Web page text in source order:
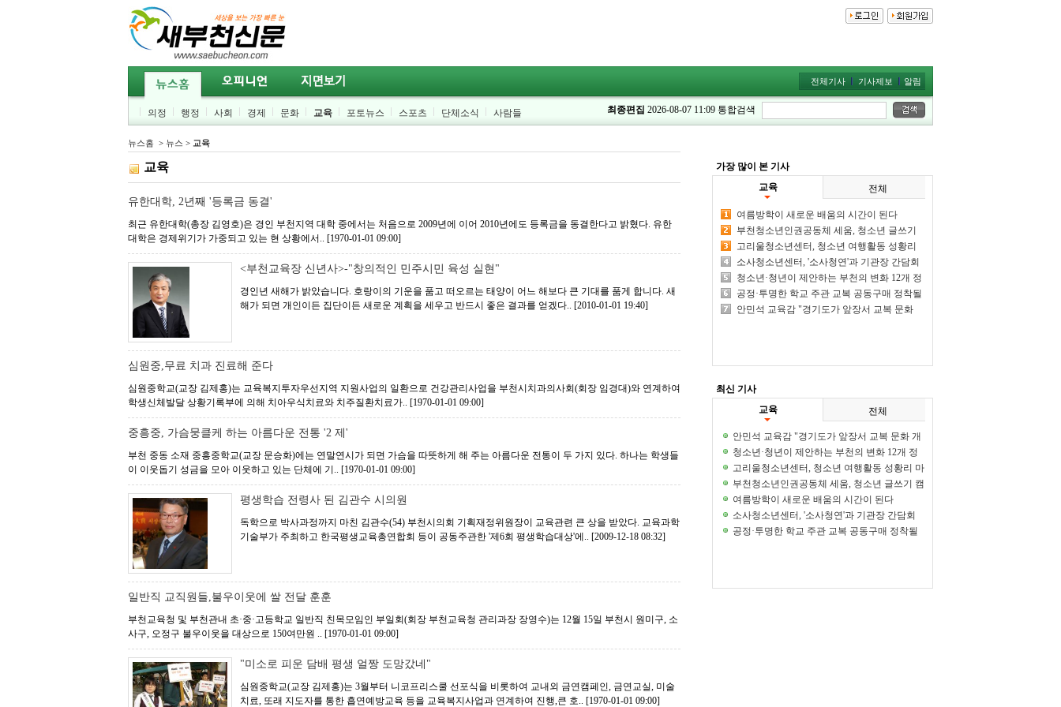
의정 행정 사회 경제 문화 교육 포토뉴스 스포츠 단체소식 사람들
전체기사 기사제보 알림
최종편집 2026-08-07 11:09 통합검색
뉴스홈 > 뉴스 > 교육
교육
유한대학, 2년째 '등록금 동결'
최근 유한대학(총장 김영호)은 경인 부천지역 대학 중에서는 처음으로 2009년에 이어 2010년에도 등록금을 동결한다고 밝혔다. 유한
대학은 경제위기가 가중되고 있는 현 상황에서.. [1970-01-01 09:00]
<부천교육장 신년사>-"창의적인 민주시민 육성 실현"
경인년 새해가 밝았습니다. 호랑이의 기운을 품고 떠오르는 태양이 어느 해보다 큰 기대를 품게 합니다. 새
해가 되면 개인이든 집단이든 새로운 계획을 세우고 반드시 좋은 결과를 얻겠다.. [2010-01-01 19:40]
심원중,무료 치과 진료해 준다
심원중학교(교장 김제홍)는 교육복지투자우선지역 지원사업의 일환으로 건강관리사업을 부천시치과의사회(회장 임경대)와 연계하여
학생신체발달 상황기록부에 의해 치아우식치료와 치주질환치료가.. [1970-01-01 09:00]
중흥중, 가슴뭉클케 하는 아름다운 전통 '2 제'
부천 중동 소재 중흥중학교(교장 문승화)에는 연말연시가 되면 가슴을 따뜻하게 해 주는 아름다운 전통이 두 가지 있다. 하나는 학생들
이 이웃돕기 성금을 모아 이웃하고 있는 단체에 기.. [1970-01-01 09:00]
평생학습 전령사 된 김관수 시의원
독학으로 박사과정까지 마친 김관수(54) 부천시의회 기획재정위원장이 교육관련 큰 상을 받았다. 교육과학
기술부가 주최하고 한국평생교육총연합회 등이 공동주관한 '제6회 평생학습대상'에.. [2009-12-18 08:32]
일반직 교직원들,불우이웃에 쌀 전달 훈훈
부천교육청 및 부천관내 초·중·고등학교 일반직 친목모임인 부일회(회장 부천교육청 관리과장 장영수)는 12월 15일 부천시 원미구, 소
사구, 오정구 불우이웃을 대상으로 150여만원 .. [1970-01-01 09:00]
"미소로 피운 담배 평생 얼짱 도망갔네"
심원중학교(교장 김제홍)는 3월부터 니코프리스쿨 선포식을 비롯하여 교내외 금연캠페인, 금연교실, 미술
치료, 또래 지도자를 통한 흡연예방교육 등을 교육복지사업과 연계하여 진행,큰 호.. [1970-01-01 09:00]
가장 많이 본 기사
교육
전체
여름방학이 새로운 배움의 시간이 된다
부천청소년인권공동체 세움, 청소년 글쓰기
캠프 개최
고리울청소년센터, 청소년 여행활동 성황리
마무리
소사청소년센터, '소사청연'과 기관장 간담회
성료
청소년·청년이 제안하는 부천의 변화 12개 정
책 아이디어 한자리에
공정·투명한 학교 주관 교복 공동구매 정착될
까
안민석 교육감 "경기도가 앞장서 교복 문화
최신 기사
교육
전체
안민석 교육감 "경기도가 앞장서 교복 문화 개
선 감행하겠다"
청소년·청년이 제안하는 부천의 변화 12개 정
책 아이디어 한자리에
고리울청소년센터, 청소년 여행활동 성황리 마
무리
부천청소년인권공동체 세움, 청소년 글쓰기 캠
프 개최
여름방학이 새로운 배움의 시간이 된다
소사청소년센터, '소사청연'과 기관장 간담회
성료
공정·투명한 학교 주관 교복 공동구매 정착될